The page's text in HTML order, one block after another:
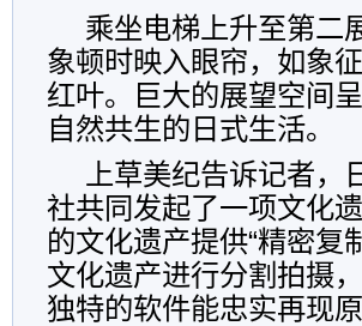
乘坐电梯上升至第二
象顿时映入眼帘，如象
红叶。巨大的展望空间
自然共生的日式生活。
上草美纪告诉记者
社共同发起了一项文化
的文化遗产提供“精密复
文化遗产进行分割拍摄
独特的软件能忠实再现原